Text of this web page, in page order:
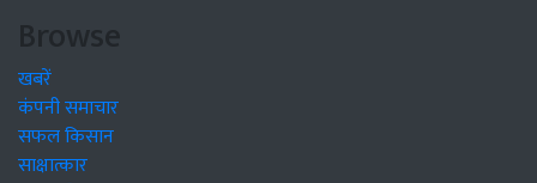
Browse
खबरें
कंपनी समाचार
सफल किसान
साक्षात्कार